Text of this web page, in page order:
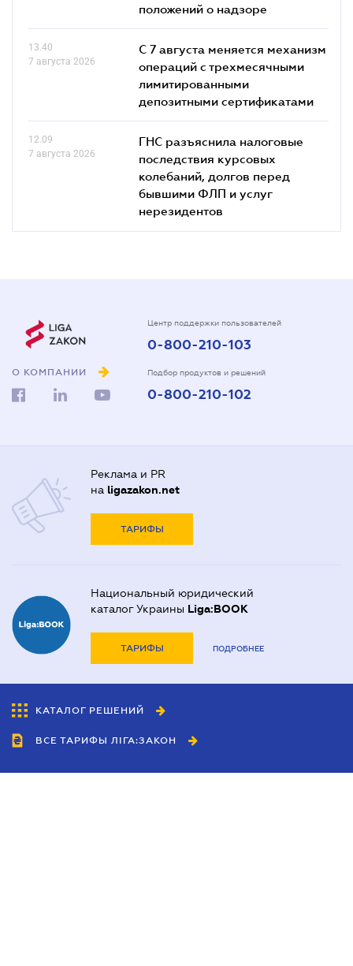
положений о надзоре
13.40
7 августа 2026
С 7 августа меняется механизм
операций с трехмесячными
лимитированными
депозитными сертификатами
12.09
7 августа 2026
ГНС разъяснила налоговые
последствия курсовых
колебаний, долгов перед
бывшими ФЛП и услуг
нерезидентов
О КОМПАНИИ
Центр поддержки пользователей
0-800-210-103
Подбор продуктов и решений
0-800-210-102
Реклама и PR
на ligazakon.net
ТАРИФЫ
Национальный юридический
каталог Украины Liga:BOOK
ТАРИФЫ ПОДРОБНЕЕ
КАТАЛОГ РЕШЕНИЙ
ВСЕ ТАРИФЫ ЛІГА:ЗАКОН